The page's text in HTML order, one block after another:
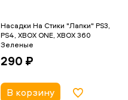
Насадки На Стики "Лапки" PS3,
PS4, XBOX ONE, XBOX 360
Зеленые
290 ₽
В корзину